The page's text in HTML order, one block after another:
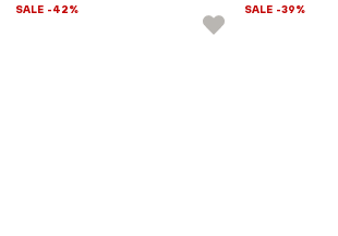
SALE -42% SALE -39%